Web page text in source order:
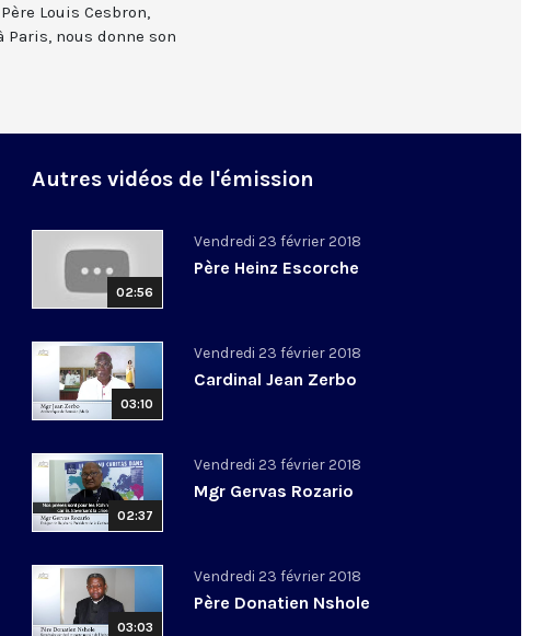
Louis Cesbron,
nous donne son
Autres vidéos de l'émission
02:56
Vendredi 23 février 2018
Père Heinz Escorche
03:10
Vendredi 23 février 2018
Cardinal Jean Zerbo
02:37
Vendredi 23 février 2018
Mgr Gervas Rozario
03:03
Vendredi 23 février 2018
Père Donatien Nshole